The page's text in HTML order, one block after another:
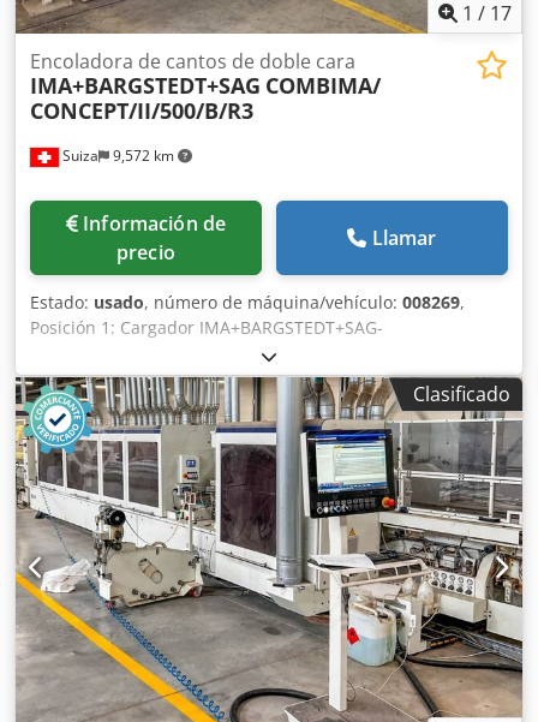
1 / 17
Suiza 9,572 km
Encoladora de cantos de doble cara
IMA+BARGSTEDT+SAG COMBIMA/
CONCEPT/II/500/B/R3
Información de
precio
Llamar
Estado: usado, número de máquina/vehículo: 008269,
Posición 1: Cargador IMA+BARGSTEDT+SAG-
COMBIMA/CONCEPT/II/500/B/R3 Posición 2: Volteador de
tableros IMA+BARGSTEDT+SAG-
COMBIMA/CONCEPT/II/500/B/R3 Cedpfx Aox A Hggeqlerf
Posición 3: Chapeadora de cantos bilateral
IMA+BARGSTEDT+SAG-COMBIMA/CONCEPT/II/500/B/R3
Posición 4: Volteador de tableros IMA+BARGSTEDT+SAG-
COMBIMA/CONCEPT/II/500/B/R3 Posición 5: Descargador
IMA+BARGSTEDT+SAG-COMBIMA/CONCEPT/II/500/B/R3
Clasificado